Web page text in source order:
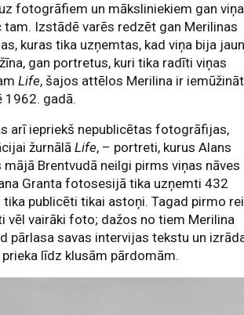
fotogrāfiem un māksliniekiem gan
tam. Izstādē varēs redzēt gan Merilinas
kuras tika uzņemtas, kad viņa bija
gan portretus, kuri tika radīti viņas
Life, šajos attēlos Merilina ir
1962. gadā.
arī iepriekš nepublicētas fotogrāfijas,
žurnālāLife, – portreti, kurus Alans
Brentvudā neilgi pirms viņas nāves
Granta fotosesijā tika uzņemti 432
publicēti tikai astoņi. Tagad pirmo
vēl vairāki foto; dažos no tiem Merilina
pārlasa savas intervijas tekstu un
līdz klusām pārdomām.